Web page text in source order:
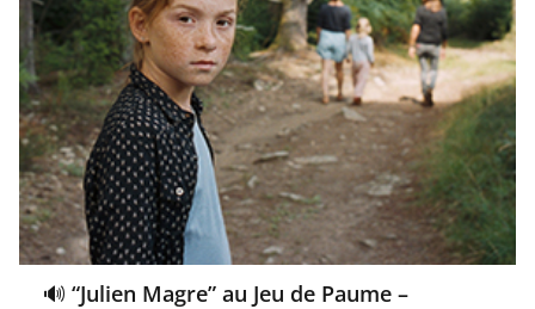
🔊 “Julien Magre” au Jeu de Paume –